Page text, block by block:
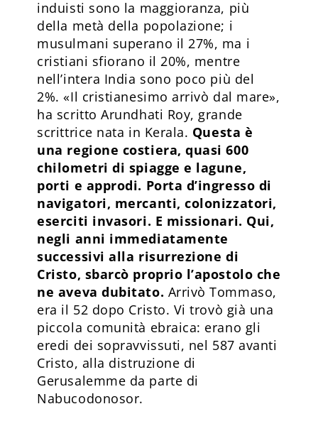
induisti sono la maggioranza, più
della metà della popolazione; i
musulmani superano il 27%, ma i
cristiani sfiorano il 20%, mentre
nell’intera India sono poco più del
2%. «Il cristianesimo arrivò dal mare»,
ha scritto Arundhati Roy, grande
scrittrice nata in Kerala. Questa è
una regione costiera, quasi 600
chilometri di spiagge e lagune,
porti e approdi. Porta d’ingresso di
navigatori, mercanti, colonizzatori,
eserciti invasori. E missionari. Qui,
negli anni immediatamente
successivi alla risurrezione di
Cristo, sbarcò proprio l’apostolo che
ne aveva dubitato. Arrivò Tommaso,
era il 52 dopo Cristo. Vi trovò già una
piccola comunità ebraica: erano gli
eredi dei sopravvissuti, nel 587 avanti
Cristo, alla distruzione di
Gerusalemme da parte di
Nabucodonosor.